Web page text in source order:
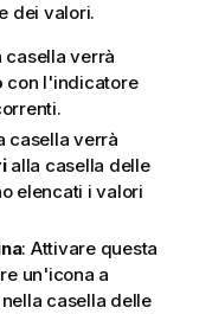
dei valori.
casella verrà
con l'indicatore
casella verrà
alla casella delle
elencati i valori
: Attivare questa
un'icona a
casella delle